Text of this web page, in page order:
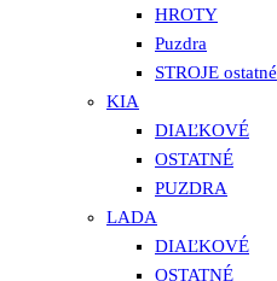
HROTY
Puzdra
STROJE ostatné
KIA
DIAĽKOVÉ
OSTATNÉ
PUZDRA
LADA
DIAĽKOVÉ
OSTATNÉ